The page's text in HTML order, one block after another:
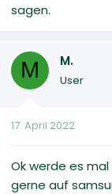
sagen.
M M.
User
17. April 2022
Ok werde es
gerne auf